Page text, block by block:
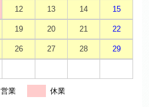
12 13 14 15
19 20 21 22
26 27 28 29
営業 休業